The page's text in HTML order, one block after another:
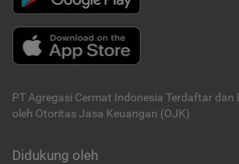
PT Agregasi Cermat Indonesia Terdaftar dan
oleh Otoritas Jasa Keuangan (OJK)
Didukung oleh